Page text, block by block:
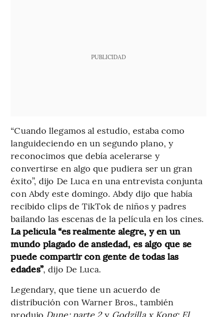
PUBLICIDAD
“Cuando llegamos al estudio, estaba como
languideciendo en un segundo plano, y
reconocimos que debía acelerarse y
convertirse en algo que pudiera ser un gran
éxito”, dijo De Luca en una entrevista conjunta
con Abdy este domingo. Abdy dijo que había
recibido clips de TikTok de niños y padres
bailando las escenas de la película en los cines.
La película “es realmente alegre, y en un
mundo plagado de ansiedad, es algo que se
puede compartir con gente de todas las
edades”, dijo De Luca.
Legendary, que tiene un acuerdo de
distribución con Warner Bros., también
produjo Dune: parte 2y Godzilla x Kong: El